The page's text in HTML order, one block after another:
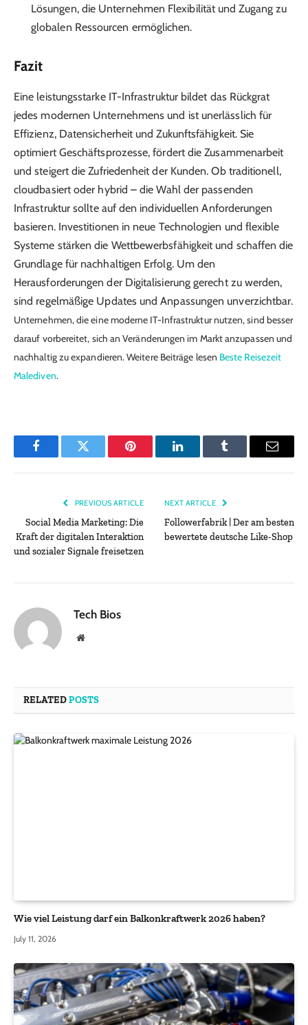
Lösungen, die Unternehmen Flexibilität und Zugang zu
globalen Ressourcen ermöglichen.
Fazit
Eine leistungsstarke IT-Infrastruktur bildet das Rückgrat
jedes modernen Unternehmens und ist unerlässlich für
Effizienz, Datensicherheit und Zukunftsfähigkeit. Sie
optimiert Geschäftsprozesse, fördert die Zusammenarbeit
und steigert die Zufriedenheit der Kunden. Ob traditionell,
cloudbasiert oder hybrid – die Wahl der passenden
Infrastruktur sollte auf den individuellen Anforderungen
basieren. Investitionen in neue Technologien und flexible
Systeme stärken die Wettbewerbsfähigkeit und schaffen die
Grundlage für nachhaltigen Erfolg. Um den
Herausforderungen der Digitalisierung gerecht zu werden,
sind regelmäßige Updates und Anpassungen unverzichtbar.
Unternehmen, die eine moderne IT-Infrastruktur nutzen, sind besser
darauf vorbereitet, sich an Veränderungen im Markt anzupassen und
nachhaltig zu expandieren. Weitere Beiträge lesen Beste Reisezeit
Malediven.
FacebookTwitter Pinterest LinkedInTumblr Email
PREVIOUS ARTICLE
Social Media Marketing: Die
Kraft der digitalen Interaktion
und sozialer Signale freisetzen
NEXT ARTICLE
Followerfabrik | Der am besten
bewertete deutsche Like-Shop
Tech Bios
Website
RELATEDPOSTS
Wie viel Leistung darf ein Balkonkraftwerk 2026 haben?
July 11, 2026